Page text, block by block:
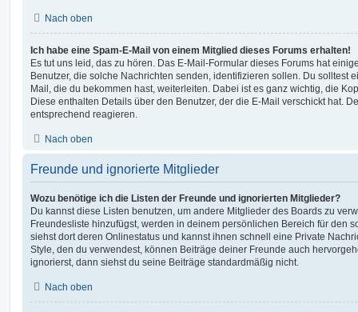
Nach oben
Ich habe eine Spam-E-Mail von einem Mitglied dieses Forums erhalten!
Es tut uns leid, das zu hören. Das E-Mail-Formular dieses Forums hat
Benutzer, die solche Nachrichten senden, identifizieren sollen. Du solltest
Mail, die du bekommen hast, weiterleiten. Dabei ist es ganz wichtig, die
Diese enthalten Details über den Benutzer, der die E-Mail verschickt hat.
entsprechend reagieren.
Nach oben
Freunde und ignorierte Mitglieder
Wozu benötige ich die Listen der Freunde und ignorierten Mitglieder?
Du kannst diese Listen benutzen, um andere Mitglieder des Boards zu
Freundesliste hinzufügst, werden in deinem persönlichen Bereich für den
siehst dort deren Onlinestatus und kannst ihnen schnell eine Private
Style, den du verwendest, können Beiträge deiner Freunde auch
ignorierst, dann siehst du seine Beiträge standardmäßig nicht.
Nach oben